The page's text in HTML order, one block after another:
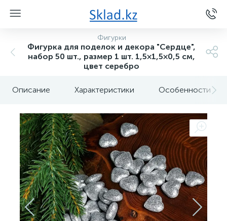
Фигурки
Фигурка для поделок и декора "Сердце",
набор 50 шт., размер 1 шт. 1,5×1,5×0,5 см,
цвет серебро
Описание Характеристики Особенности